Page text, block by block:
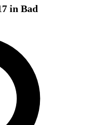
in Bad